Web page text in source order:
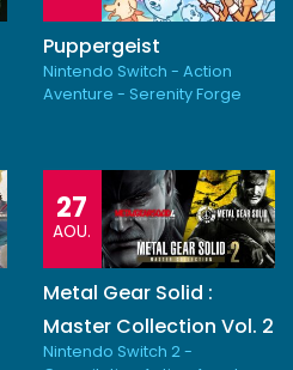
Puppergeist
Nintendo Switch - Action
Aventure - Serenity Forge
27
AOU.
Metal Gear Solid :
Master Collection Vol. 2
Nintendo Switch 2 -